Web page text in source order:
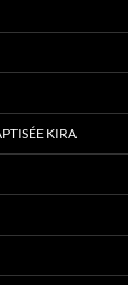
KIRA